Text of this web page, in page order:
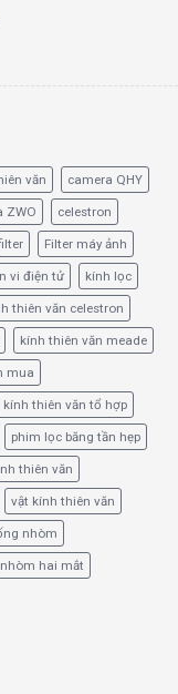
văn camera QHY
ZWO celestron
Filter máy ảnh
vi điện tử kính lọc
thiên văn celestron
kính thiên văn meade
mua
kính thiên văn tổ hợp
phim lọc băng tần hẹp
thiên văn
vật kính thiên văn
nhòm
hai mắt